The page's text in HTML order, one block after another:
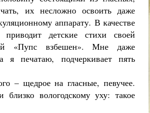
их несложно освоить даже
аппарату. В качестве
приводит детские стихи своей
«Пупс взбешен». Мне даже
я печатаю, подчеркивает пять
– щедрое на гласные, певучее.
вологодскому уху: такое